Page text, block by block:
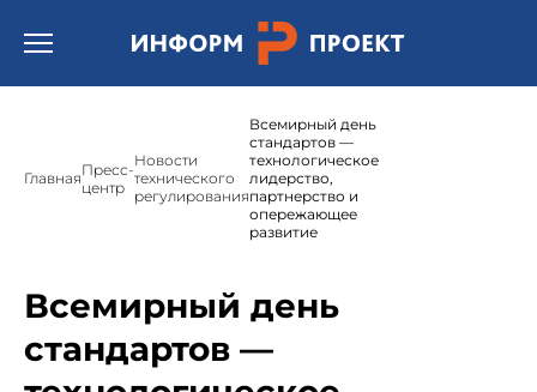
Открыть бургер меню.
ГлавнаяПресс-
центр
Новости
технического
регулирования
Всемирный день
стандартов —
технологическое
лидерство,
партнерство и
опережающее
развитие
Всемирный день
стандартов —